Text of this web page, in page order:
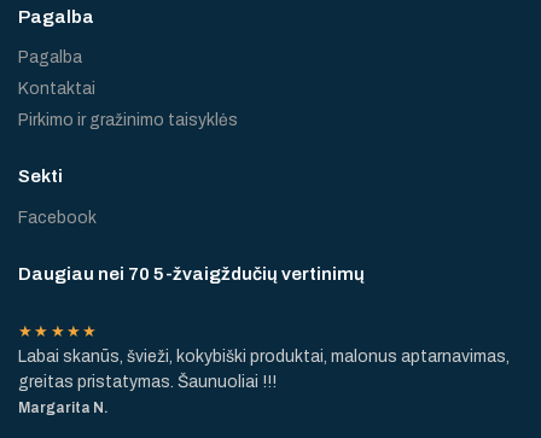
Pagalba
Pagalba
Kontaktai
Pirkimo ir gražinimo taisyklės
Sekti
Facebook
Daugiau nei 70 5-žvaigždučių vertinimų
★★★★★
Labai skanūs, švieži, kokybiški produktai, malonus aptarnavimas,
greitas pristatymas. Šaunuoliai !!!
Margarita N.